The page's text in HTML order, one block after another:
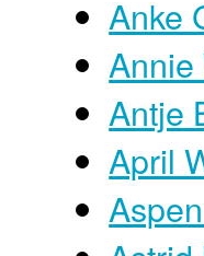
Anke
Annie
Antje
April